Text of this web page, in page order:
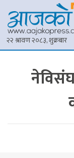
२२ श्रावण २०८३, शुक्रबार